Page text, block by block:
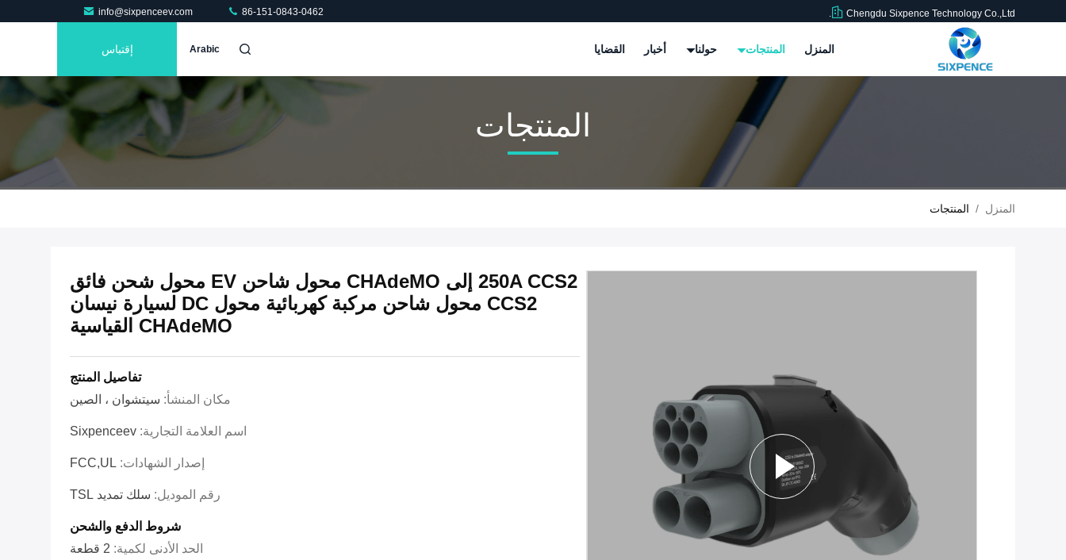
Chengdu Sixpence Technology Co.,Ltd.
info@sixpenceev.com 86-151-0843-0462
المنزل المنتجات حولنا أخبار القضايا Arabic إقتباس
المنتجات
المنزل / المنتجات
250A CCS2 إلى CHAdeMO محول شاحن EV محول شحن فائق
CCS2 محول شاحن مركبة كهربائية محول DC لسيارة نيسان
CHAdeMO القياسية
تفاصيل المنتج
مكان المنشأ: سيتشوان ، الصين
اسم العلامة التجارية: Sixpenceev
إصدار الشهادات: FCC,UL
رقم الموديل: سلك تمديد TSL
شروط الدفع والشحن
الحد الأدنى لكمية: 2 قطعة